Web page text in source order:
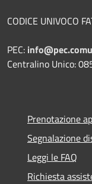
CODICE UNIVOCO
PEC:
Centralino Unico:
Prenotazione
Segnalazione
Leggi le FAQ
Richiesta